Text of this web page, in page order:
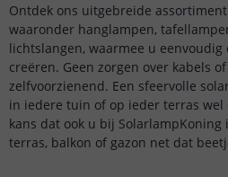
Ontdek ons uitgebreide
waaronder hanglampen,
lichtslangen, waarmee u
creëren. Geen zorgen over kabels
zelfvoorzienend. Een sfeervolle
in iedere tuin of op ieder terras wel
kans dat ook u bij
terras, balkon of gazon net dat